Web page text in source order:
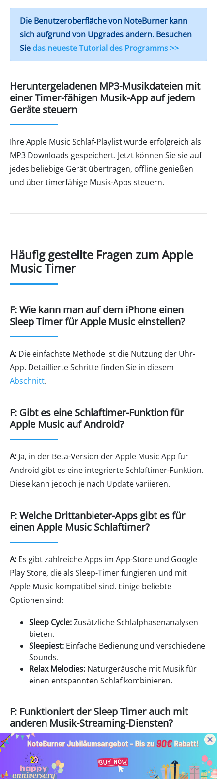
Die Benutzeroberfläche von NoteBurner kann
sich aufgrund von Upgrades ändern. Besuchen
Sie das neueste Tutorial des Programms >>
Heruntergeladenen MP3-Musikdateien mit
einer Timer-fähigen Musik-App auf jedem
Geräte steuern
Ihre Apple Music Schlaf-Playlist wurde erfolgreich als
MP3 Downloads gespeichert. Jetzt können Sie sie auf
jedes beliebige Gerät übertragen, offline genießen
und über timerfähige Musik-Apps steuern.
Häufig gestellte Fragen zum Apple
Music Timer
F: Wie kann man auf dem iPhone einen
Sleep Timer für Apple Music einstellen?
A: Die einfachste Methode ist die Nutzung der Uhr-
App. Detaillierte Schritte finden Sie in diesem
Abschnitt.
F: Gibt es eine Schlaftimer-Funktion für
Apple Music auf Android?
A: Ja, in der Beta-Version der Apple Music App für
Android gibt es eine integrierte Schlaftimer-Funktion.
Diese kann jedoch je nach Update variieren.
F: Welche Drittanbieter-Apps gibt es für
einen Apple Music Schlaftimer?
A: Es gibt zahlreiche Apps im App-Store und Google
Play Store, die als Sleep-Timer fungieren und mit
Apple Music kompatibel sind. Einige beliebte
Optionen sind:
Sleep Cycle:Zusätzliche Schlafphasenanalysen
bieten.
Sleepiest: Einfache Bedienung und verschiedene
Sounds.
Relax Melodies: Naturgeräusche mit Musik für
einen entspannten Schlaf kombinieren.
F: Funktioniert der Sleep Timer auch mit
anderen Musik-Streaming-Diensten?
Die meisten Sleep Timer von Drittanbietern
unterstützen mehrere Musik-Streaming-Dienste,